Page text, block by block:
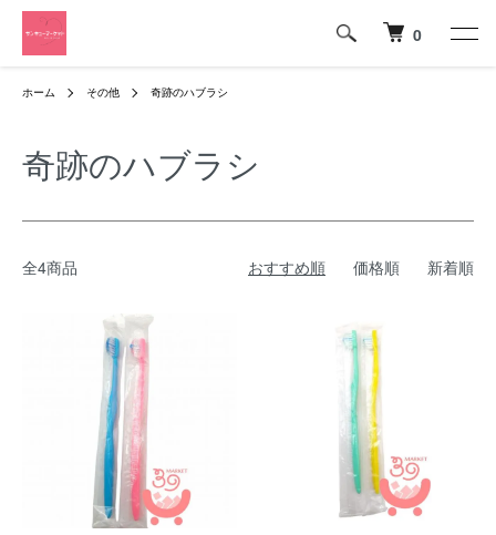
0
ホーム その他 奇跡のハブラシ
奇跡のハブラシ
全4商品 おすすめ順 価格順 新着順